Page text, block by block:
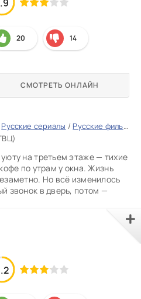
Русские сериалы / Русские фильмы 2025
на третьем этаже — тихие
по утрам у окна. Жизнь
Но всё изменилось
звонок в дверь, потом —
СМОТРЕТЬ ОНЛАЙН
20 14